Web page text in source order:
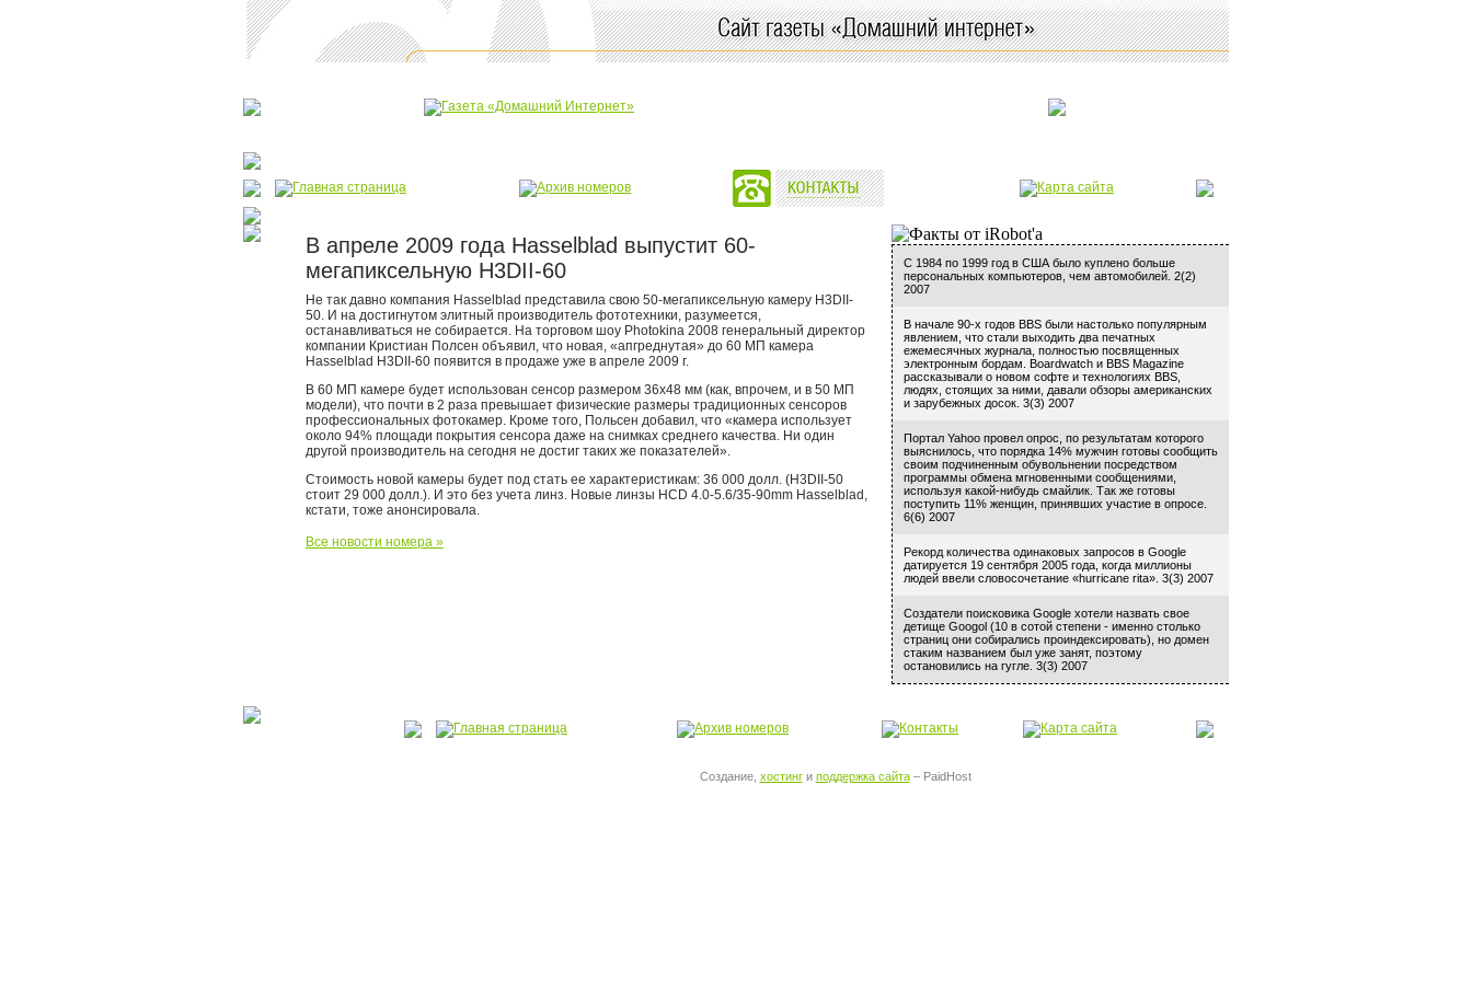
В апреле 2009 года Hasselblad выпустит 60-
мегапиксельную H3DII-60
Не так давно компания Hasselblad представила свою 50-мегапиксельную камеру H3DII-
50. И на достигнутом элитный производитель фототехники, разумеется,
останавливаться не собирается. На торговом шоу Photokina 2008 генеральный директор
компании Кристиан Полсен объявил, что новая, «апгреднутая» до 60 МП камера
Hasselblad H3DII-60 появится в продаже уже в апреле 2009 г.
В 60 МП камере будет использован сенсор размером 36x48 мм (как, впрочем, и в 50 МП
модели), что почти в 2 раза превышает физические размеры традиционных сенсоров
профессиональных фотокамер. Кроме того, Польсен добавил, что «камера использует
около 94% площади покрытия сенсора даже на снимках среднего качества. Ни один
другой производитель на сегодня не достиг таких же показателей».
Стоимость новой камеры будет под стать ее характеристикам: 36 000 долл. (H3DII-50
стоит 29 000 долл.). И это без учета линз. Новые линзы HCD 4.0-5.6/35-90mm Hasselblad,
кстати, тоже анонсировала.
Все новости номера »
С 1984 по 1999 год в США было куплено больше
персональных компьютеров, чем автомобилей. 2(2)
2007
В начале 90-х годов BBS были настолько популярным
явлением, что стали выходить два печатных
ежемесячных журнала, полностью посвященных
электронным бордам. Boardwatch и BBS Magazine
рассказывали о новом софте и технологиях BBS,
людях, стоящих за ними, давали обзоры американских
и зарубежных досок. 3(3) 2007
Портал Yahoo провел опрос, по результатам которого
выяснилось, что порядка 14% мужчин готовы сообщить
своим подчиненным обувольнении посредством
программы обмена мгновенными сообщениями,
используя какой-нибудь смайлик. Так же готовы
поступить 11% женщин, принявших участие в опросе.
6(6) 2007
Рекорд количества одинаковых запросов в Google
датируется 19 сентября 2005 года, когда миллионы
людей ввели словосочетание «hurricane rita». 3(3) 2007
Создатели поисковика Google хотели назвать свое
детище Googol (10 в сотой степени - именно столько
страниц они собирались проиндексировать), но домен
стаким названием был уже занят, поэтому
остановились на гугле. 3(3) 2007
Создание, хостинги поддержка сайта– PaidHost